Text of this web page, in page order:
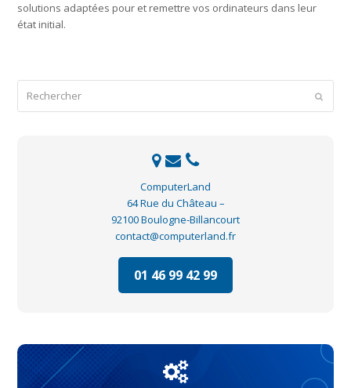
solutions adaptées pour et remettre vos ordinateurs dans leur
état initial.
ComputerLand
64 Rue du Château –
92100 Boulogne-Billancourt
contact@computerland.fr
01 46 99 42 99